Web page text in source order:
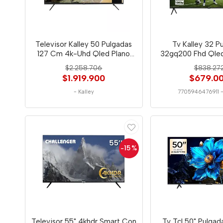
Televisor Kalley 50 Pulgadas
127 Cm 4k-Uhd Qled Plano
Smart
$2.258.706
$1.919.900
- Kalley
Tv Kalley 32
32gq200 Fhd
6911
7705946476911
-15 %